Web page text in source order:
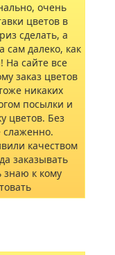
очень
цветов в
сделать, а
сам далеко, как
На сайте все
заказ цветов
никаких
посылки и
цветов. Без
слаженно.
качеством
заказывать
знаю к кому